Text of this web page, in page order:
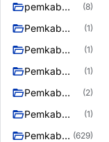
Raya
pemkab
(8)
Pemkab
10/2/2025
(1)
Pemkab
12/2/2025
(1)
Pemkab
14/2/2025
(1)
Pemkab
27/2/2025
(2)
Pemkab
Muring Raya
(1)
Pemkab
(629)